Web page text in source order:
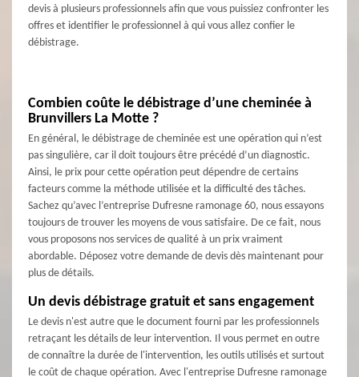
devis à plusieurs professionnels afin que vous puissiez confronter les
offres et identifier le professionnel à qui vous allez confier le
débistrage.
Combien coûte le débistrage d’une cheminée à
Brunvillers La Motte ?
En général, le débistrage de cheminée est une opération qui n’est
pas singulière, car il doit toujours être précédé d’un diagnostic.
Ainsi, le prix pour cette opération peut dépendre de certains
facteurs comme la méthode utilisée et la difficulté des tâches.
Sachez qu’avec l’entreprise Dufresne ramonage 60, nous essayons
toujours de trouver les moyens de vous satisfaire. De ce fait, nous
vous proposons nos services de qualité à un prix vraiment
abordable. Déposez votre demande de devis dès maintenant pour
plus de détails.
Un devis débistrage gratuit et sans engagement
Le devis n'est autre que le document fourni par les professionnels
retraçant les détails de leur intervention. Il vous permet en outre
de connaître la durée de l'intervention, les outils utilisés et surtout
le coût de chaque opération. Avec l'entreprise Dufresne ramonage